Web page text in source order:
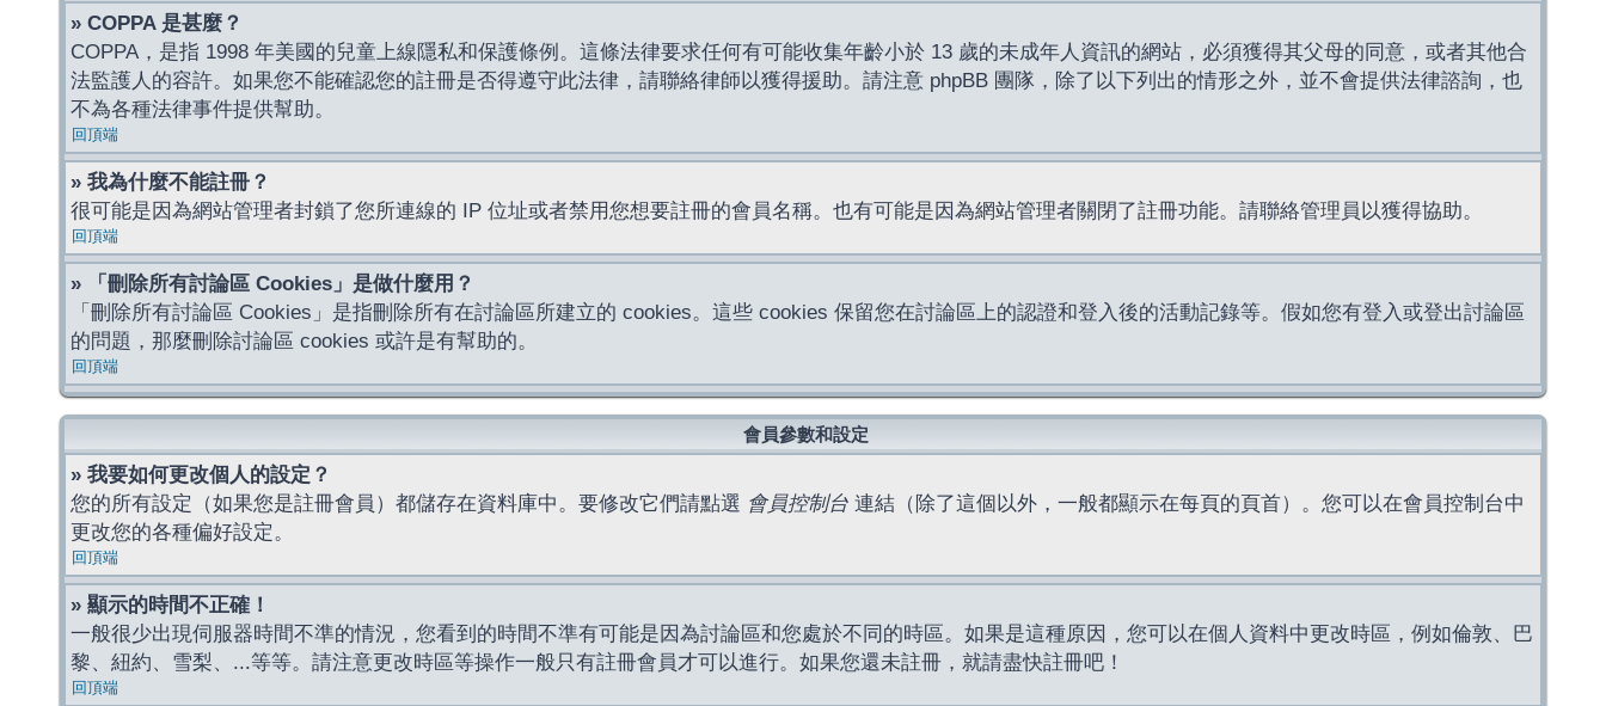
» COPPA 是甚麼？
COPPA，是指 1998 年美國的兒童上線隱私和保護條例。這條法律要求任何有可能收集年齡小於 13 歲的未成年人資訊的網站，必須獲得其父母的同意，或者其他合
法監護人的容許。如果您不能確認您的註冊是否得遵守此法律，請聯絡律師以獲得援助。請注意 phpBB 團隊，除了以下列出的情形之外，並不會提供法律諮詢，也
不為各種法律事件提供幫助。
回頂端
» 我為什麼不能註冊？
很可能是因為網站管理者封鎖了您所連線的 IP 位址或者禁用您想要註冊的會員名稱。也有可能是因為網站管理者關閉了註冊功能。請聯絡管理員以獲得協助。
回頂端
» 「刪除所有討論區 Cookies」是做什麼用？
「刪除所有討論區 Cookies」是指刪除所有在討論區所建立的 cookies。這些 cookies 保留您在討論區上的認證和登入後的活動記錄等。假如您有登入或登出討論區
的問題，那麼刪除討論區 cookies 或許是有幫助的。
回頂端
會員參數和設定
» 我要如何更改個人的設定？
您的所有設定（如果您是註冊會員）都儲存在資料庫中。要修改它們請點選 會員控制台 連結（除了這個以外，一般都顯示在每頁的頁首）。您可以在會員控制台中
更改您的各種偏好設定。
回頂端
» 顯示的時間不正確！
一般很少出現伺服器時間不準的情況，您看到的時間不準有可能是因為討論區和您處於不同的時區。如果是這種原因，您可以在個人資料中更改時區，例如倫敦、巴
黎、紐約、雪梨、...等等。請注意更改時區等操作一般只有註冊會員才可以進行。如果您還未註冊，就請盡快註冊吧！
回頂端